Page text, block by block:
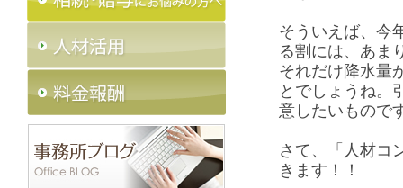
そういえば、今
る割には、あま
それだけ降水量
とでしょうね。
意したいもので
さて、「人材コ
きます！！